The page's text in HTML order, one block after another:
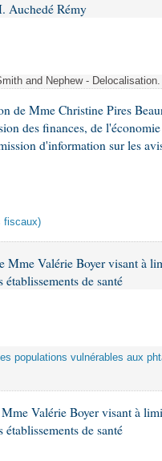
Auchedé Rémy
and Nephew -
de Mme Christine Pires
des finances, de
d'information sur les
fiscaux)
Mme Valérie Boyer visant à
de santé
populations vulnérables aux
Valérie Boyer visant à
de santé